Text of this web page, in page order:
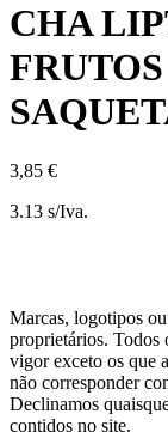
CHA
3,85 €
3.13 s/Iva.
Marcas, logotipos
proprietários. Todos
vigor exceto os que
não corresponder
Declinamos
contidos no site.